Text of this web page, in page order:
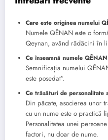
Care este originea numelui
Numele QÊNĀN este o
Qeynan, având rădăcini în
Ce înseamnă numele
Semnificația numelui
este posedat”.
Ce trăsături de personalitate
Din păcate, asocierea unor
cu un nume este o practică
Personalitatea unei
factori, nu doar de nume.